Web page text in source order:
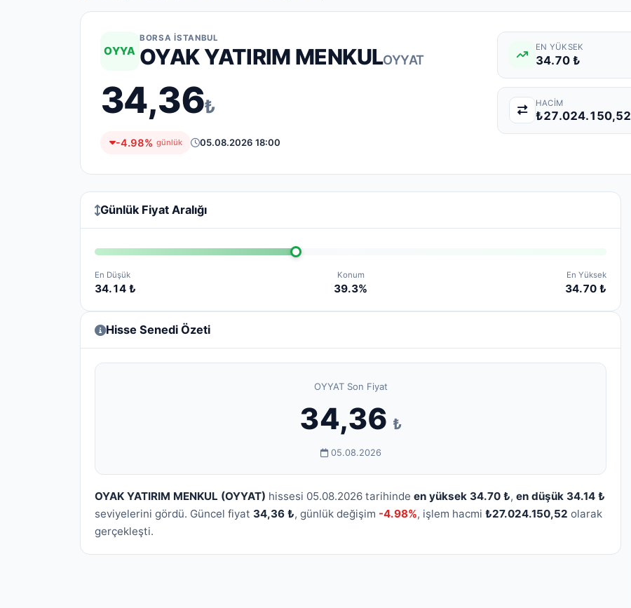
OYYA
BORSA İSTANBUL
OYAK YATIRIM MENKULOYYAT
34,36₺
-4.98% günlük 05.08.2026 18:00
EN YÜKSEK
34.70 ₺
HACIM
₺27.024.150,52
Günlük Fiyat Aralığı
En Düşük
34.14 ₺
Konum
39.3%
En Yüksek
34.70 ₺
Hisse Senedi Özeti
OYYAT Son Fiyat
34,36 ₺
05.08.2026
OYAK YATIRIM MENKUL (OYYAT) hissesi 05.08.2026 tarihinde en yüksek 34.70 ₺, en düşük 34.14 ₺
seviyelerini gördü. Güncel fiyat 34,36 ₺, günlük değişim -4.98%, işlem hacmi ₺27.024.150,52 olarak
gerçekleşti.